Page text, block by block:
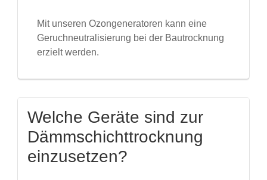
Mit unseren Ozongeneratoren kann eine
Geruchneutralisierung bei der Bautrocknung
erzielt werden.
Welche Geräte sind zur
Dämmschichttrocknung
einzusetzen?